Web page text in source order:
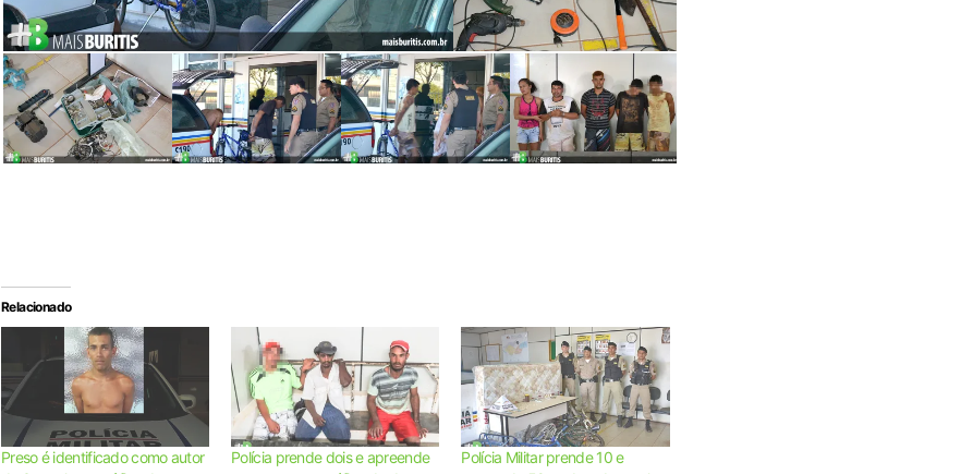
Relacionado
Preso é identificado como autor
Polícia prende dois e apreende
Polícia Militar prende 10 e